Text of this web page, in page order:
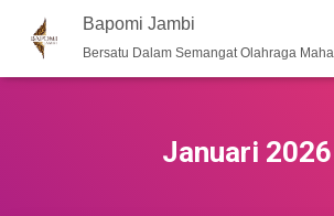
Bapomi Jambi
Bersatu Dalam Semangat Olahraga
Januari 2026